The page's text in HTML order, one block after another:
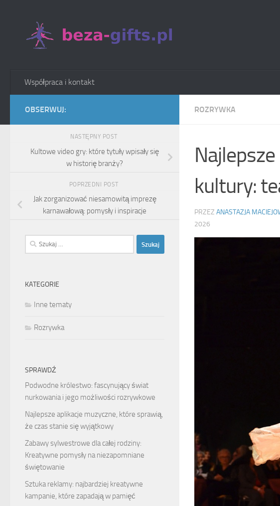
Współpraca i kontakt
ROZRYWKA
kultury:
PRZEZ ANASTAZJA
2026
OBSERWUJ:
NASTĘPNY POST
Kultowe video gry: które tytuły wpisały się
w historię branży?
POPRZEDNI POST
Jak zorganizować niesamowitą imprezę
karnawałową: pomysły i inspiracje
Szukaj:
KATEGORIE
Inne tematy
Rozrywka
SPRAWDŹ
Podwodne królestwo: fascynujący świat
nurkowania i jego możliwości rozrywkowe
Najlepsze aplikacje muzyczne, które sprawią,
że czas stanie się wyjątkowy
Zabawy sylwestrowe dla całej rodziny:
Kreatywne pomysły na niezapomniane
świętowanie
Sztuka reklamy: najbardziej kreatywne
kampanie, które zapadają w pamięć